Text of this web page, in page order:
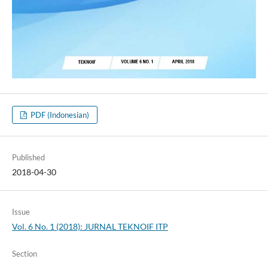
PDF (Indonesian)
Published
2018-04-30
Issue
Vol. 6 No. 1 (2018): JURNAL TEKNOIF ITP
Section